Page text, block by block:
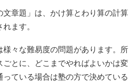
文章題」は、かけ算とわり算の計算
ます。
様々な難易度の問題があります。所
ごとに、どこまでやればよいかは変
っている場合は塾の方で決めている